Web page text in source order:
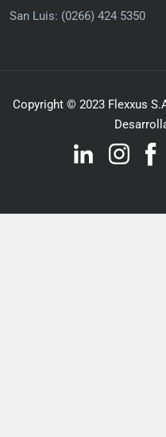
San Luis: (0266) 424 5350
Copyright © 2023 Flexxus